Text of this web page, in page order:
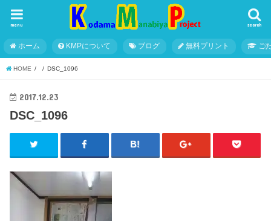
search
menu
ホーム KMPについて ブログ 無料プリント こ
HOME DSC_1096
2017.12.23
DSC_1096